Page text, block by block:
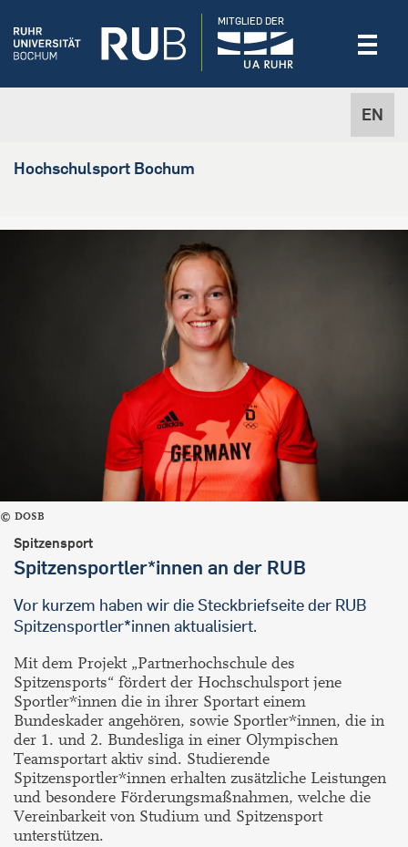
EN
MITGLIED DER
Hochschulsport Bochum
DOSB
Spitzensport
Spitzensportler*innen an der RUB
Vor kurzem haben wir die Steckbriefseite der RUB
Spitzensportler*innen aktualisiert.
Mit dem Projekt „Partnerhochschule des
Spitzensports“ fördert der Hochschulsport jene
Sportler*innen die in ihrer Sportart einem
Bundeskader angehören, sowie Sportler*innen, die in
der 1. und 2. Bundesliga in einer Olympischen
Teamsportart aktiv sind. Studierende
Spitzensportler*innen erhalten zusätzliche Leistungen
und besondere Förderungsmaßnahmen, welche die
Vereinbarkeit von Studium und Spitzensport
unterstützen.